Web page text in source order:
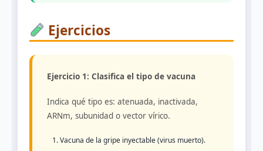
Ejercicios
Ejercicio 1: Clasifica el tipo de vacuna
Indica qué tipo es: atenuada, inactivada,
ARNm, subunidad o vector vírico.
Vacuna de la gripe inyectable (virus muerto).